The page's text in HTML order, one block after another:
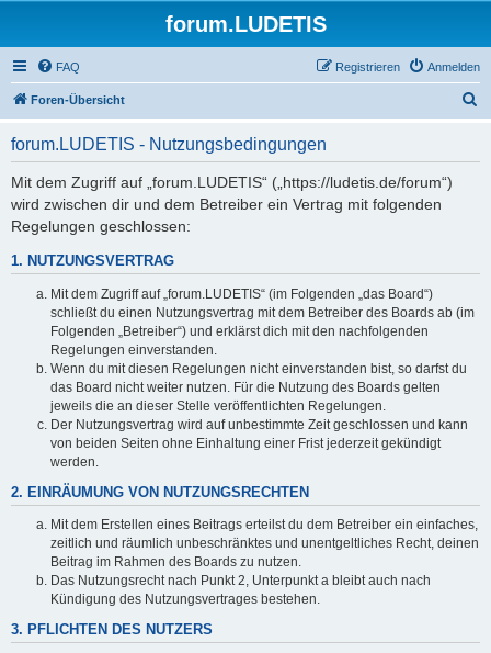
forum.LUDETIS
FAQ Anmelden
Registrieren
Foren-Übersicht
forum.LUDETIS - Nutzungsbedingungen
Mit dem Zugriff auf „forum.LUDETIS“ („https://ludetis.de/forum“)
wird zwischen dir und dem Betreiber ein Vertrag mit folgenden
Regelungen geschlossen:
1. NUTZUNGSVERTRAG
Mit dem Zugriff auf „forum.LUDETIS“ (im Folgenden „das Board“)
schließt du einen Nutzungsvertrag mit dem Betreiber des Boards ab (im
Folgenden „Betreiber“) und erklärst dich mit den nachfolgenden
Regelungen einverstanden.
Wenn du mit diesen Regelungen nicht einverstanden bist, so darfst du
das Board nicht weiter nutzen. Für die Nutzung des Boards gelten
jeweils die an dieser Stelle veröffentlichten Regelungen.
Der Nutzungsvertrag wird auf unbestimmte Zeit geschlossen und kann
von beiden Seiten ohne Einhaltung einer Frist jederzeit gekündigt
werden.
2. EINRÄUMUNG VON NUTZUNGSRECHTEN
Mit dem Erstellen eines Beitrags erteilst du dem Betreiber ein einfaches,
zeitlich und räumlich unbeschränktes und unentgeltliches Recht, deinen
Beitrag im Rahmen des Boards zu nutzen.
Das Nutzungsrecht nach Punkt 2, Unterpunkt a bleibt auch nach
Kündigung des Nutzungsvertrages bestehen.
3. PFLICHTEN DES NUTZERS